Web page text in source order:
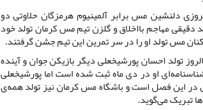
دلنشین مس برابر آلمینیوم هرمزگان حلاوتی دو
مهاجم بااخلاق و گلزن تیم مس کرمان تولد خود
مس تولد او را در سر تمرین این تیم جشن گرفتند.
تولد احسان پورشیخعلی دیگر بازیکن جوان و آینده
او در دی ماه ثبت شده است اما پورشیخعلی
در این فصل است و باشگاه مس کرمان نیز تولد همه‌ی
تبریک می‌گوید.